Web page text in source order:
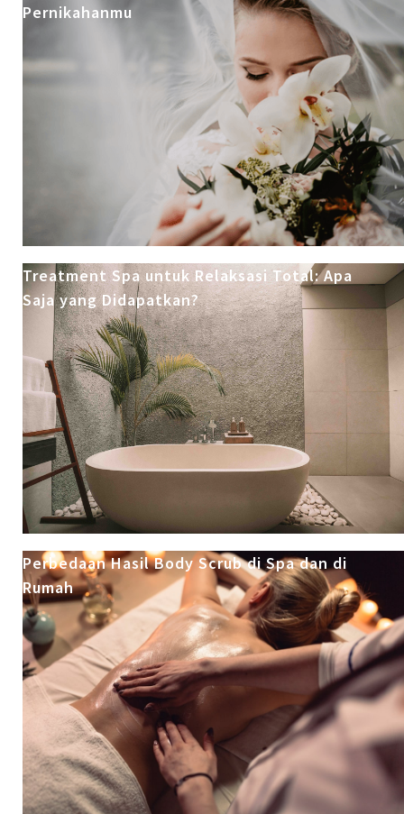
Pernikahanmu
Treatment Spa untuk Relaksasi Total: Apa
Saja yang Didapatkan?
Perbedaan Hasil Body Scrub di Spa dan di
Rumah